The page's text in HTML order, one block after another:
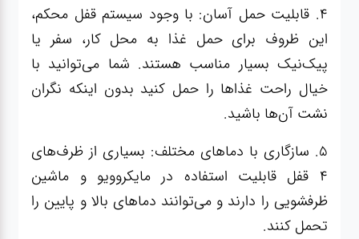
4. قابلیت حمل آسان: با وجود سیستم قفل محکم،
این ظروف برای حمل غذا به محل کار، سفر یا
پیک‌نیک بسیار مناسب هستند. شما می‌توانید با
خیال راحت غذاها را حمل کنید بدون اینکه نگران
نشت آن‌ها باشید.
5. سازگاری با دماهای مختلف: بسیاری از ظرف‌های
۴ قفل قابلیت استفاده در مایکروویو و ماشین
ظرفشویی را دارند و می‌توانند دماهای بالا و پایین را
تحمل کنند.